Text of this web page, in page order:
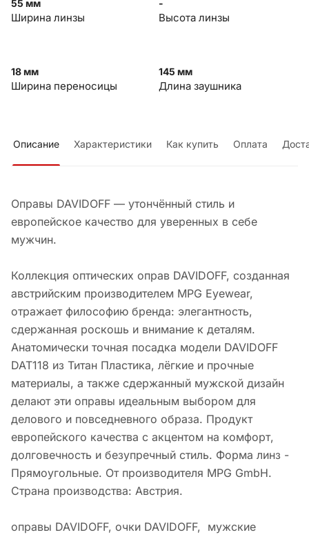
55 мм
Ширина линзы
-
Высота линзы
18 мм
Ширина переносицы
145 мм
Длина заушника
Описание Характеристики Как купить Оплата
Оправы DAVIDOFF — утончённый стиль и
европейское качество для уверенных в себе
мужчин.
Коллекция оптических оправ DAVIDOFF, созданная
австрийским производителем MPG Eyewear,
отражает философию бренда: элегантность,
сдержанная роскошь и внимание к деталям.
Анатомически точная посадка модели DAVIDOFF
DAT118 из Титан Пластика, лёгкие и прочные
материалы, а также сдержанный мужской дизайн
делают эти оправы идеальным выбором для
делового и повседневного образа. Продукт
европейского качества с акцентом на комфорт,
долговечность и безупречный стиль. Форма линз -
Прямоугольные. От производителя MPG GmbH.
Страна производства: Австрия.
оправы DAVIDOFF, очки DAVIDOFF, мужские